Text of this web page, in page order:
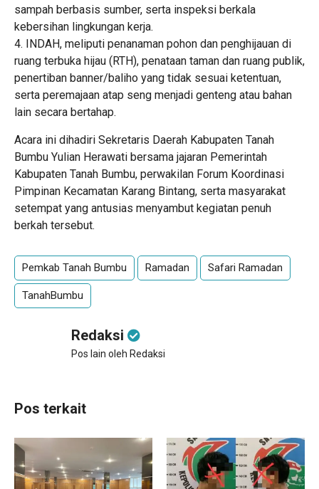
sampah berbasis sumber, serta inspeksi berkala
kebersihan lingkungan kerja.
4. INDAH, meliputi penanaman pohon dan penghijauan di
ruang terbuka hijau (RTH), penataan taman dan ruang publik,
penertiban banner/baliho yang tidak sesuai ketentuan,
serta peremajaan atap seng menjadi genteng atau bahan
lain secara bertahap.
Acara ini dihadiri Sekretaris Daerah Kabupaten Tanah
Bumbu Yulian Herawati bersama jajaran Pemerintah
Kabupaten Tanah Bumbu, perwakilan Forum Koordinasi
Pimpinan Kecamatan Karang Bintang, serta masyarakat
setempat yang antusias menyambut kegiatan penuh
berkah tersebut.
Pemkab Tanah Bumbu Ramadan Safari Ramadan
TanahBumbu
Redaksi
Pos lain oleh Redaksi
Pos terkait